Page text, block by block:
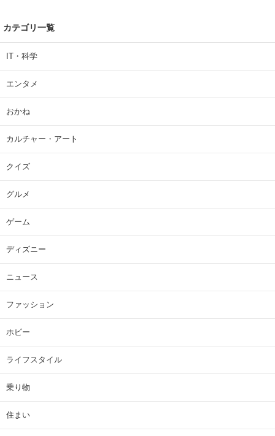
カテゴリ一覧
IT・科学
エンタメ
おかね
カルチャー・アート
クイズ
グルメ
ゲーム
ディズニー
ニュース
ファッション
ホビー
ライフスタイル
乗り物
住まい